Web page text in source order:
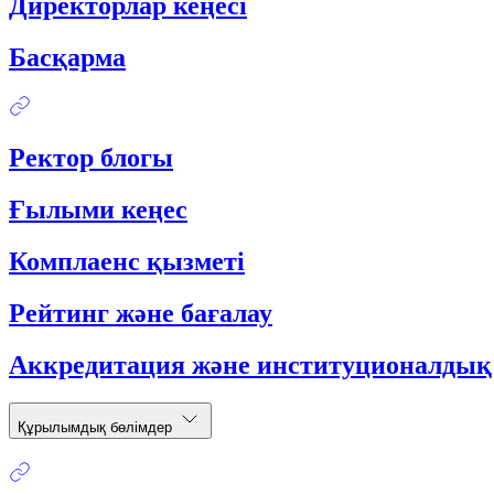
Директорлар кеңесі
Басқарма
Ректор блогы
Ғылыми кеңес
Комплаенс қызметі
Рейтинг және бағалау
Аккредитация және институционалдық
Құрылымдық бөлімдер